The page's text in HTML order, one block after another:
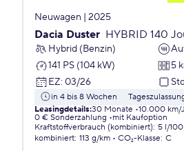
Neuwagen | 2025
Dacia Duster HYBRID 140
Hybrid (Benzin)
141 PS (104 kW)
5
EZ: 03/26
in 4 bis 8 Wochen
Leasingdetails:30 Monate 10.000 km/
0 € Sonderzahlung
mit Kaufoption
Kraftstoffverbrauch (kombiniert): 5 l/
kombiniert: 113 g/km CO₂-Klasse: C